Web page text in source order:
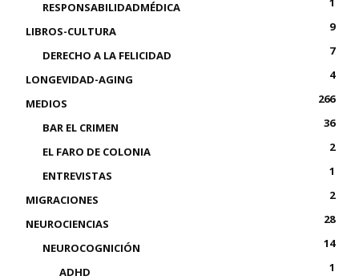
RESPONSABILIDADMÉDICA
LIBROS-CULTURA
9
DERECHO A LA FELICIDAD
7
LONGEVIDAD-AGING
4
MEDIOS
266
BAR EL CRIMEN
36
EL FARO DE COLONIA
2
ENTREVISTAS
1
MIGRACIONES
2
NEUROCIENCIAS
28
NEUROCOGNICIÓN
14
ADHD
1